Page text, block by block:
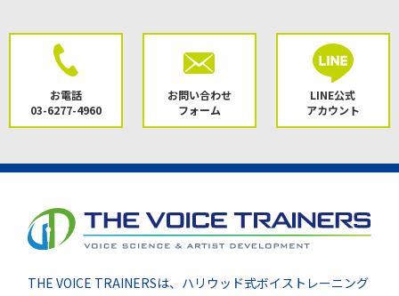
お電話
03-6277-4960
お問い合わせ
フォーム
LINE公式
アカウント
THE VOICE TRAINERSは、ハリウッド式ボイストレーニング